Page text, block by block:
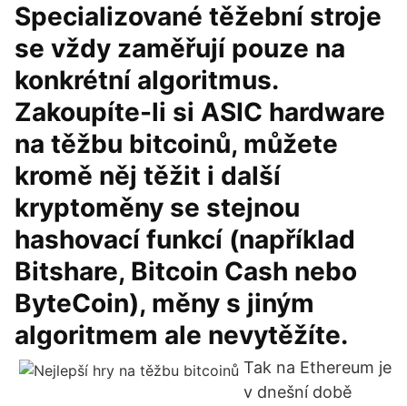
Specializované těžební stroje
se vždy zaměřují pouze na
konkrétní algoritmus.
Zakoupíte-li si ASIC hardware
na těžbu bitcoinů, můžete
kromě něj těžit i další
kryptoměny se stejnou
hashovací funkcí (například
Bitshare, Bitcoin Cash nebo
ByteCoin), měny s jiným
algoritmem ale nevytěžíte.
Tak na Ethereum je
v dnešní době